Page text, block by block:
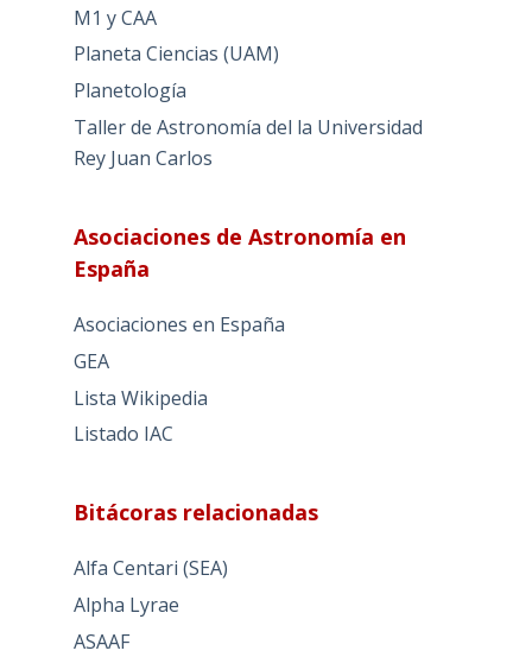
M1 y CAA
Planeta Ciencias (UAM)
Planetología
Taller de Astronomía del la Universidad
Rey Juan Carlos
Asociaciones de Astronomía en
España
Asociaciones en España
GEA
Lista Wikipedia
Listado IAC
Bitácoras relacionadas
Alfa Centari (SEA)
Alpha Lyrae
ASAAF